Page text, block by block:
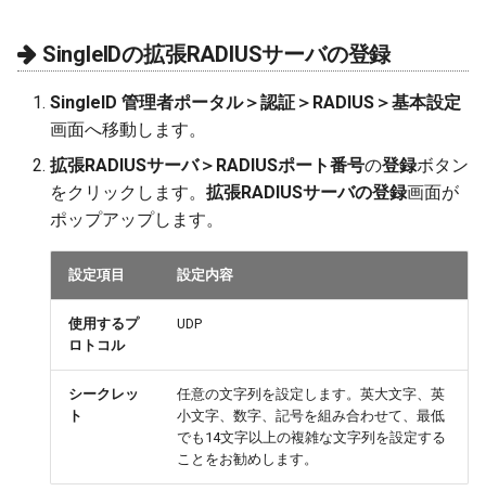
SingleIDの拡張RADIUSサーバの登録
SingleID 管理者ポータル＞認証＞RADIUS＞基本設定
画面へ移動します。
拡張RADIUSサーバ＞RADIUSポート番号の登録ボタン
をクリックします。 拡張RADIUSサーバの登録画面が
ポップアップします。
設定項目 設定内容
使用するプ
ロトコル
UDP
シークレッ
ト
任意の文字列を設定します。英大文字、英
小文字、数字、記号を組み合わせて、最低
でも14文字以上の複雑な文字列を設定する
ことをお勧めします。